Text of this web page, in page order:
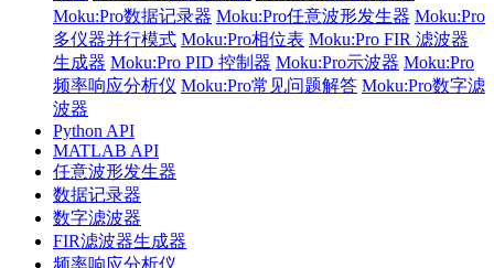
Moku:Pro数据记录器 Moku:Pro任意波形发生器 Moku:Pro
多仪器并行模式 Moku:Pro相位表 Moku:Pro FIR 滤波器
生成器 Moku:Pro PID 控制器 Moku:Pro示波器 Moku:Pro
频率响应分析仪 Moku:Pro常见问题解答 Moku:Pro数字滤
波器
Python API
MATLAB API
任意波形发生器
数据记录器
数字滤波器
FIR滤波器生成器
频率响应分析仪